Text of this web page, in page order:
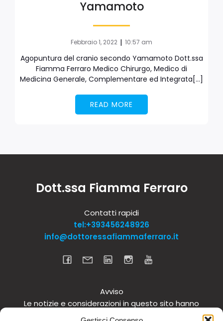
Yamamoto
Febbraio 1, 2022 | 10:57 am
Agopuntura del cranio secondo Yamamoto Dott.ssa
Fiamma Ferraro Medico Chirurgo, Medico di
Medicina Generale, Complementare ed Integrata[…]
READ MORE
Dott.ssa Fiamma Ferraro
Contatti rapidi
tel:+393456248926
info@dottoressafiammaferraro.it
Avviso
Le notizie e considerazioni in questo sito hanno
carattere informativo generale e non intendono in